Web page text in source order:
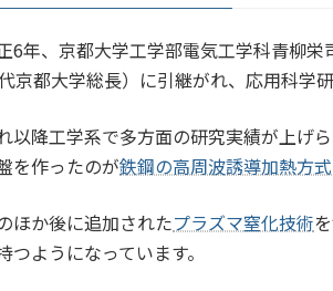
6年、京都大学工学部電気工学科青柳
京都大学総長）に引継がれ、応用科学
以降工学系で多方面の研究実績が上げ
を作ったのが鉄鋼の高周波誘導加熱方
ほか後に追加されたプラズマ窒化技術
つようになっています。